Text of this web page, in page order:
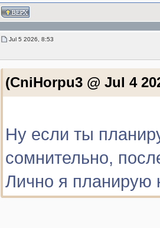
Jul 5 2026, 8:53
(CniHorpu3 @ Jul 4
Ну если ты
сомнительно,
Лично я планирую